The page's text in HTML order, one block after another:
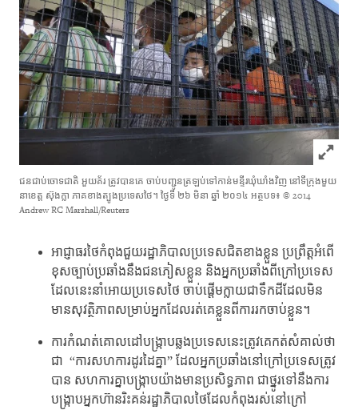
Click to
ជនជាប់ចោទជាតិ អួយគ័រ ត្រូវបានគេ ចាប់បញ្ជូនត្រឡប់ទៅកាន់មន្ទីរឃុំឃាំងវិញ នៅទីក្រុងមួយ
នាខេត្ត ស៊ុងក្លា ភាគខាងត្បូងប្រទេសថៃ។ ថ្ងៃទី ២៦ មិនា ឆ្នាំ ២០១៤ អត្ថបទ៖ ©️ 2014
Andrew RC Marshall/Reuters
អាជ្ញាធរថៃកំពុងជួយរដ្ឋាភិបាលប្រទេសជិតខាងខ្លួន ប្រព្រឹត្តអំពើ
ខុសច្បាប់ប្រឆាំងនឹង​ជនភៀសខ្លួន និងអ្នកប្រឆាំងពីក្រៅប្រទេស
ដែលនេះនាំអោយប្រទេសថៃ ចាប់ផ្តើមក្លាយជាទឹកដីដែលមិន
មានសុវត្ថិភាពសម្រាប់អ្នកដែលរត់គេខ្លួនពីការរកចាប់ខ្លួន។
ការកំណត់គោលដៅបង្រ្កាបឆ្លងប្រទេសនេះត្រូវគេកត់សំគាល់ថា
ជា “ការសហការដូរដៃគ្នា” ដែលអ្នកប្រឆាំងនៅក្រៅប្រទេសត្រូវ
បាន សហការគ្នាបង្រ្កាបយ៉ាងមានប្រសិទ្ធភាព ជាថ្នូរទៅនឹងការ
បង្រ្កាបអ្នកហ៊ានរិះគន់រដ្ឋាភិបាលថៃដែលកំពុងរស់នៅក្រៅ